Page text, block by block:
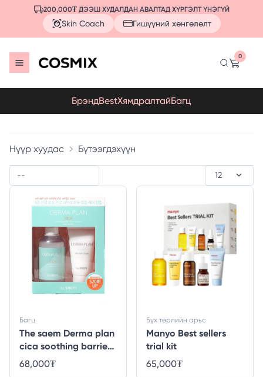
200,000₮ ДЭЭШ ХУДАЛДАН АВАЛТАД ХҮРГЭЛТ ҮНЭГҮЙ
Skin Coach Гишүүний хөнгөлөлт
0
БрэндBestХямдралтайБагц
Нүүр хуудас Бүтээгдэхүүн
The saem Derma plan
cica soothing barrier
ampoule special set
Багц
68,000₮
Manyo Best sellers
trial kit
Бүх төрлийн арьс
65,000₮